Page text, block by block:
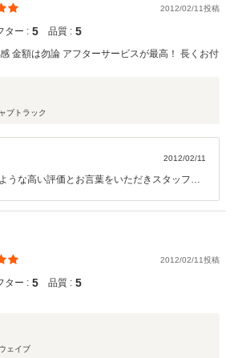
2012/02/11投稿
ター : 5 品質 : 5
は勿論 アフターサービスが最高！ 長くお付
ブトラック
2012/02/11
な高い評価とお言葉をいただきスタッフ一
のタイトルで心温まりました。皆様にそう思
ムなRPMを目指していきたいと思っておりま
付き合いの程宜しくお願いします♪
2012/02/11投稿
ター : 5 品質 : 5
ェイブ